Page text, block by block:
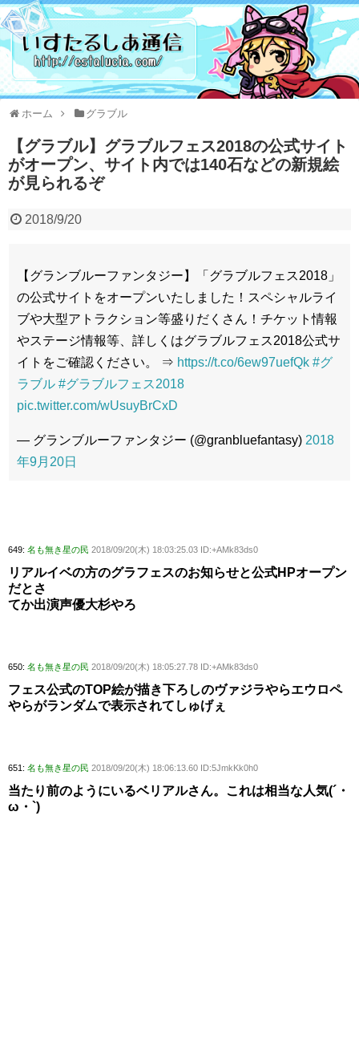
ホーム グラブル
【グラブル】グラブルフェス2018の公式サイト
がオープン、サイト内では140石などの新規絵
が見られるぞ
2018/9/20
【グランブルーファンタジー】「グラブルフェス2018」
の公式サイトをオープンいたしました！スペシャルライ
ブや大型アトラクション等盛りだくさん！チケット情報
やステージ情報等、詳しくはグラブルフェス2018公式サ
イトをご確認ください。 ⇒ https://t.co/6ew97uefQk #グ
ラブル #グラブルフェス2018
pic.twitter.com/wUsuyBrCxD
— グランブルーファンタジー (@granbluefantasy) 2018
年9月20日
649: 名も無き星の民 2018/09/20(木) 18:03:25.03 ID:+AMk83ds0
リアルイベの方のグラフェスのお知らせと公式HPオープン
だとさ
てか出演声優大杉やろ
650: 名も無き星の民 2018/09/20(木) 18:05:27.78 ID:+AMk83ds0
フェス公式のTOP絵が描き下ろしのヴァジラやらエウロペ
やらがランダムで表示されてしゅげぇ
651: 名も無き星の民 2018/09/20(木) 18:06:13.60 ID:5JmkKk0h0
当たり前のようにいるベリアルさん。これは相当な人気(´・
ω・`)